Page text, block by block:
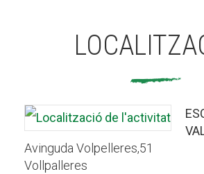
Avinguda Volpelleres,51
Vollpalleres